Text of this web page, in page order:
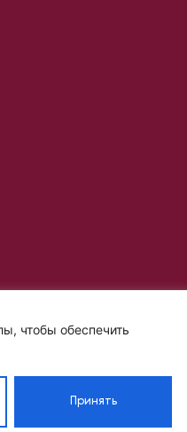
чтобы обеспечить
Принять
2024
2025